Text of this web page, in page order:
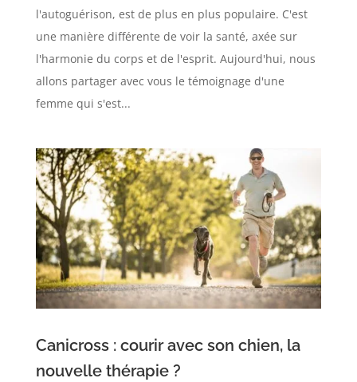
l'autoguérison, est de plus en plus populaire. C'est
une manière différente de voir la santé, axée sur
l'harmonie du corps et de l'esprit. Aujourd'hui, nous
allons partager avec vous le témoignage d'une
femme qui s'est...
Canicross : courir avec son chien, la
nouvelle thérapie ?